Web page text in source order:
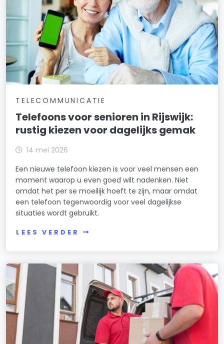
TELECOMMUNICATIE
Telefoons voor senioren in Rijswijk:
rustig kiezen voor dagelijks gemak
14 mei 2026
Een nieuwe telefoon kiezen is voor veel mensen een
moment waarop u even goed wilt nadenken. Niet
omdat het per se moeilijk hoeft te zijn, maar omdat
een telefoon tegenwoordig voor veel dagelijkse
situaties wordt gebruikt.
LEES VERDER